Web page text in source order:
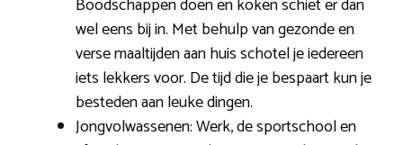
wel eens bij in. Met behulp van gezonde en
verse maaltijden aan huis schotel je iedereen
iets lekkers voor. De tijd die je bespaart kun je
besteden aan leuke dingen.
Jongvolwassenen: Werk, de sportschool en